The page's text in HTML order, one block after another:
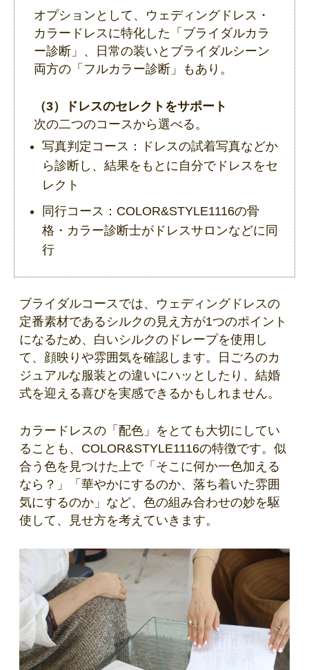
オプションとして、ウェディングドレス・
カラードレスに特化した「ブライダルカラ
ー診断」、日常の装いとブライダルシーン
両方の「フルカラー診断」もあり。
（3）ドレスのセレクトをサポート
次の二つのコースから選べる。
写真判定コース：ドレスの試着写真などか
ら診断し、結果をもとに自分でドレスをセ
レクト
同行コース：COLOR&STYLE1116の骨
格・カラー診断士がドレスサロンなどに同
行
ブライダルコースでは、ウェディングドレスの
定番素材であるシルクの見え方が1つのポイント
になるため、白いシルクのドレープを使用し
て、顔映りや雰囲気を確認します。日ごろのカ
ジュアルな服装との違いにハッとしたり、結婚
式を迎える喜びを実感できるかもしれません。
カラードレスの「配色」をとても大切にしてい
ることも、COLOR&STYLE1116の特徴です。似
合う色を見つけた上で「そこに何か一色加える
なら？」「華やかにするのか、落ち着いた雰囲
気にするのか」など、色の組み合わせの妙を駆
使して、見せ方を考えていきます。